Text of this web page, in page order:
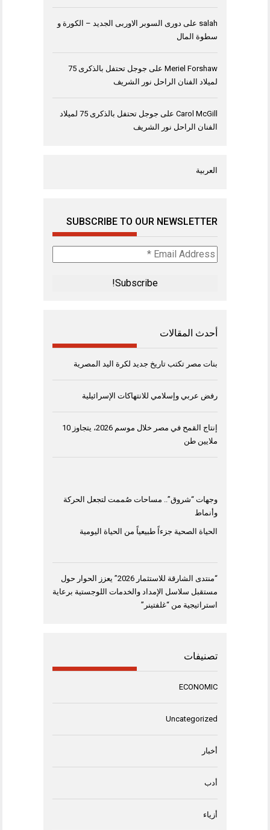
salah على دورى السوبر الاوربى الجديد – الكورة و
سطوة المال
Meriel Forshaw على
جوجل تحتفل بالذكرى 75
لميلاد الفنان الراحل نور الشريف
Carol McGill على
جوجل تحتفل بالذكرى 75 لميلاد
الفنان الراحل نور الشريف
العربية
SUBSCRIBE TO OUR NEWSLETTER
Email
Address
أحدث المقالات
بنات مصر تكتب تاريخ جديد لكرة اليد المصرية
رفض عربي وإسلامي للانتهاكات الإسرائيلية
إنتاج القمح في مصر خلال موسم 2026، يتجاوز 10
ملايين طن
وجهات “شروق”.. مساحات صُممت لتجعل الحركة
وأنماط
الحياة الصحية جزءاً طبيعياً من الحياة اليومية
“منتدى الشارقة للاستثمار 2026” يعزز الحوار حول
مستقبل سلاسل الإمداد والخدمات اللوجستية برعاية
استراتيجية من “غلفتينر”
تصنيفات
ECONOMIC
Uncategorized
أخبار
أدب
أزياء